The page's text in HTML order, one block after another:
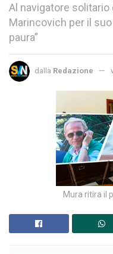
Al navigatore
Marincovich per il suo
paura”
dalla Redazione
Mura ritira il